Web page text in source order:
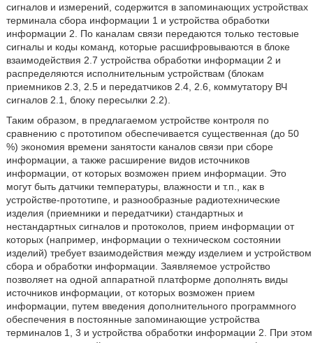
сигналов и измерений, содержится в запоминающих устройствах
терминала сбора информации 1 и устройства обработки
информации 2. По каналам связи передаются только тестовые
сигналы и коды команд, которые расшифровываются в блоке
взаимодействия 2.7 устройства обработки информации 2 и
распределяются исполнительным устройствам (блокам
приемников 2.3, 2.5 и передатчиков 2.4, 2.6, коммутатору ВЧ
сигналов 2.1, блоку пересылки 2.2).
Таким образом, в предлагаемом устройстве контроля по
сравнению с прототипом обеспечивается существенная (до 50
%) экономия времени занятости каналов связи при сборе
информации, а также расширение видов источников
информации, от которых возможен прием информации. Это
могут быть датчики температуры, влажности и т.п., как в
устройстве-прототипе, и разнообразные радиотехнические
изделия (приемники и передатчики) стандартных и
нестандартных сигналов и протоколов, прием информации от
которых (например, информации о техническом состоянии
изделий) требует взаимодействия между изделием и устройством
сбора и обработки информации. Заявляемое устройство
позволяет на одной аппаратной платформе дополнять виды
источников информации, от которых возможен прием
информации, путем введения дополнительного программного
обеспечения в постоянные запоминающие устройства
терминалов 1, 3 и устройства обработки информации 2. При этом